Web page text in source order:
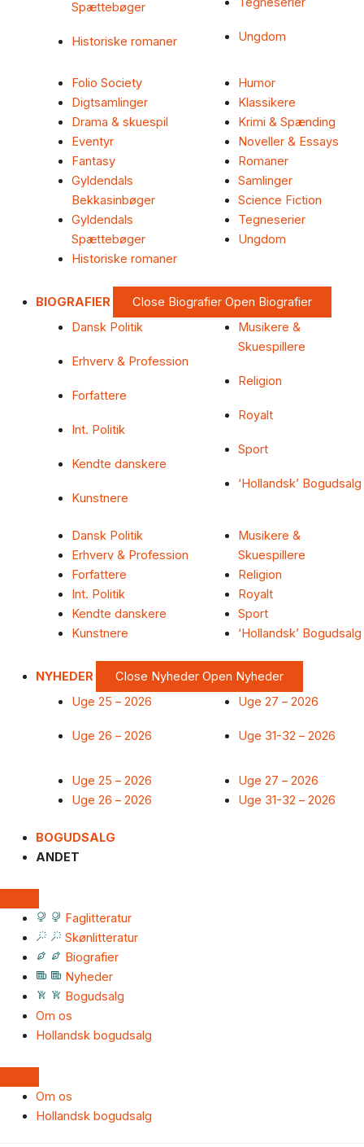
Spættebøger
Historiske romaner Ungdom
Folio Society
Digtsamlinger
Drama & skuespil
Eventyr
Fantasy
Gyldendals
Bekkasinbøger
Gyldendals
Spættebøger
Historiske romaner
Humor
Klassikere
Krimi & Spænding
Noveller & Essays
Romaner
Samlinger
Science Fiction
Tegneserier
Ungdom
BIOGRAFIER Close Biografier Open Biografier
Dansk Politik
Erhverv & Profession
Forfattere
Int. Politik
Kendte danskere
Kunstnere
Musikere &
Skuespillere
Religion
Royalt
Sport
‘Hollandsk’ Bogudsalg
Dansk Politik
Erhverv & Profession
Forfattere
Int. Politik
Kendte danskere
Kunstnere
Musikere &
Skuespillere
Religion
Royalt
Sport
‘Hollandsk’ Bogudsalg
NYHEDER Close Nyheder Open Nyheder
Uge 25 – 2026
Uge 26 – 2026
Uge 27 – 2026
Uge 31-32 – 2026
Uge 25 – 2026
Uge 26 – 2026
Uge 27 – 2026
Uge 31-32 – 2026
BOGUDSALG
ANDET
Faglitteratur
Skønlitteratur
Biografier
Nyheder
Bogudsalg
Om os
Hollandsk bogudsalg
Om os
Hollandsk bogudsalg